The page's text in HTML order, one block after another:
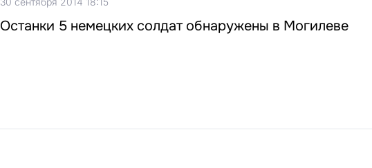
Останки 5 немецких солдат обнаружены в Могилеве